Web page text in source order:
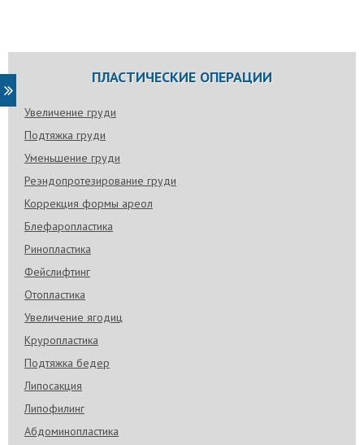
ПЛАСТИЧЕСКИЕ ОПЕРАЦИИ
Увеличение груди
Подтяжка груди
Уменьшение груди
Реэндопротезирование груди
Коррекция формы ареол
Блефаропластика
Ринопластика
Фейслифтинг
Отопластика
Увеличение ягодиц
Круропластика
Подтяжка бедер
Липосакция
Липофилинг
Абдоминопластика